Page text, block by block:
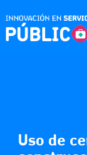
Uso de